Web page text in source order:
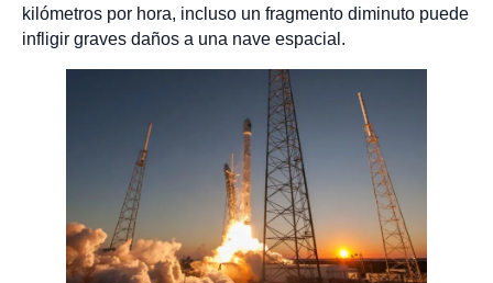
kilómetros por hora, incluso un fragmento diminuto puede
infligir graves daños a una nave espacial.